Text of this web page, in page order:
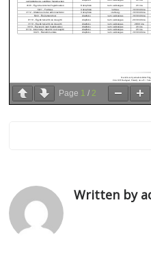
Page 1 / 2
Written by